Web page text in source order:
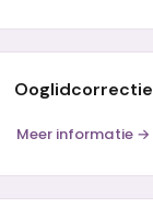
Ooglidcorrectie
Meer informatie →